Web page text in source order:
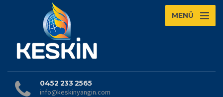
MENÜ
0452 233 2565
info@keskinyangin.com